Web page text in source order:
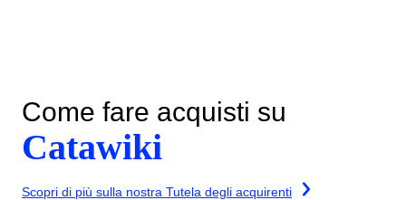
Come fare acquisti su
Catawiki
Scopri di più sulla nostra Tutela degli acquirenti